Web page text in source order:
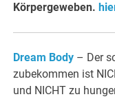
Körpergeweben.
Dream Body – Der
zubekommen ist
und NICHT zu